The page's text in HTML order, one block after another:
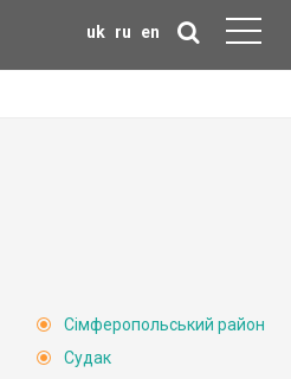
uk ru en
Сімферопольський район
Судак